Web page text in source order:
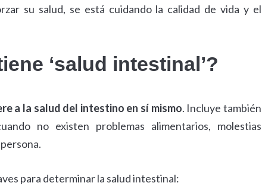
su salud, se está cuidando la calidad de vida y el
‘salud intestinal’?
a la salud del intestino en sí mismo. Incluye también
no existen problemas alimentarios, molestias
para determinar la salud intestinal: